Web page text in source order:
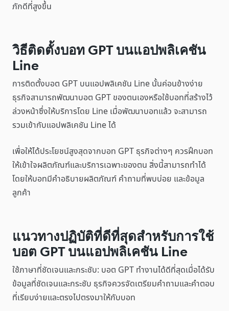
ภักดีที่สูงขึ้น
วิธีติดตั้งบอท GPT บนแอปพลิเคชัน
Line
การติดตั้งบอต GPT บนแอปพลิเคชัน Line นั้นค่อนข้างง่าย
ธุรกิจสามารถพัฒนาบอต GPT ของตนเองหรือใช้บอทที่สร้างไว้
ล่วงหน้าซึ่งให้บริการโดย Line เมื่อพัฒนาบอทแล้ว จะสามารถ
รวมเข้ากับแอปพลิเคชัน Line ได้
เพื่อให้ได้ประโยชน์สูงสุดจากบอท GPT ธุรกิจต่างๆ ควรฝึกบอท
ให้เข้าใจผลิตภัณฑ์และบริการเฉพาะของตน สิ่งนี้สามารถทำได้
โดยให้บอทมีคำอธิบายผลิตภัณฑ์ คำถามที่พบบ่อย และข้อมูล
ลูกค้า
แนวทางปฏิบัติที่ดีที่สุดสำหรับการใช้
บอต GPT บนแอปพลิเคชัน Line
ใช้ภาษาที่ชัดเจนและกระชับ: บอต GPT ทำงานได้ดีที่สุดเมื่อได้รับ
ข้อมูลที่ชัดเจนและกระชับ ธุรกิจควรจัดเตรียมคำถามและคำตอบ
ที่เรียบง่ายและตรงไปตรงมาให้กับบอท